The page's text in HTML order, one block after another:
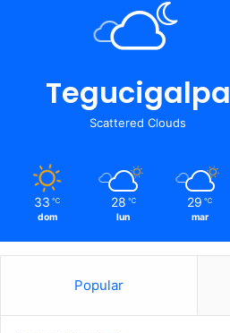
Tegucigalpa
Scattered Clouds
33 ℃
dom
28 ℃
lun
29 ℃
mar
Popular